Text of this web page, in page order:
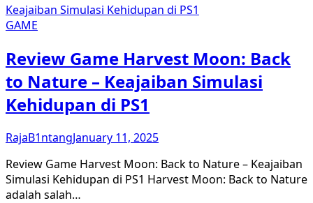
GAME
Review Game Harvest Moon: Back
to Nature – Keajaiban Simulasi
Kehidupan di PS1
RajaB1ntangJanuary 11, 2025
Review Game Harvest Moon: Back to Nature – Keajaiban
Simulasi Kehidupan di PS1 Harvest Moon: Back to Nature
adalah salah…